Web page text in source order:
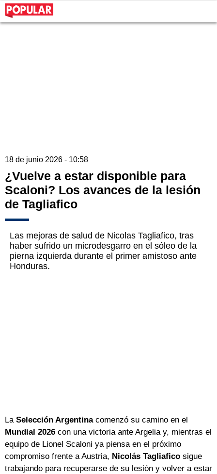
18 de junio 2026 - 10:58
¿Vuelve a estar disponible para
Scaloni? Los avances de la lesión
de Tagliafico
Las mejoras de salud de Nicolas Tagliafico, tras
haber sufrido un microdesgarro en el sóleo de la
pierna izquierda durante el primer amistoso ante
Honduras.
La Selección Argentinacomenzó su camino en el
Mundial 2026 con una victoria ante Argelia y, mientras el
equipo de Lionel Scaloni ya piensa en el próximo
compromiso frente a Austria, Nicolás Tagliafico sigue
trabajando para recuperarse de su lesión y volver a estar